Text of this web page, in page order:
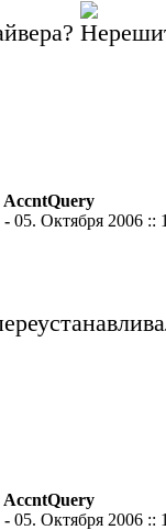
AccntQuery
- 05. Октября 2006 ::
AccntQuery
- 05. Октября 2006 ::